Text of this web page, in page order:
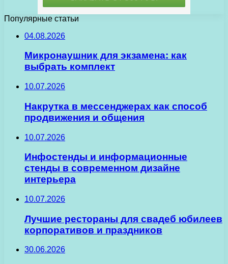
Популярные статьи
04.08.2026
Микронаушник для экзамена: как
выбрать комплект
10.07.2026
Накрутка в мессенджерах как способ
продвижения и общения
10.07.2026
Инфостенды и информационные
стенды в современном дизайне
интерьера
10.07.2026
Лучшие рестораны для свадеб юбилеев
корпоративов и праздников
30.06.2026